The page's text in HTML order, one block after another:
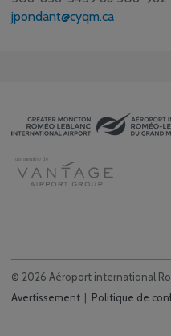
jpondant@cyqm.ca
© 2026 Aéroport international
Avertissement
Politique de